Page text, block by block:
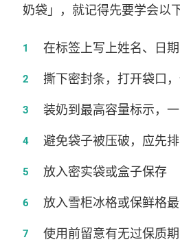
奶袋」，就记得先要学会以
在标签上写上姓名、日
撕下密封条，打开袋口
装奶到最高容量标示，
避免袋子被压破，应先
放入密实袋或盒子保存
放入雪柜冰格或保鲜格
使用前留意有无过保质